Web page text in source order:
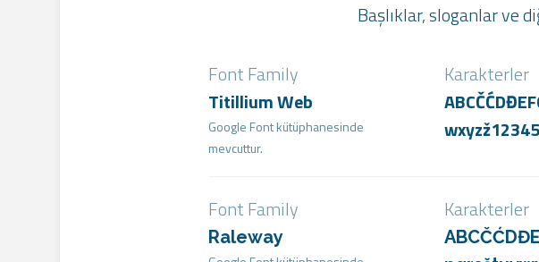
Başlıklar, sloganlar ve
Font Family
Titillium Web
Google Font kütüphanesinde
mevcuttur.
Karakterler
Font Family
Raleway
Karakterler